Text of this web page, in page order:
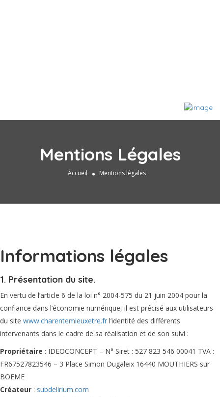
Mentions Légales
Accueil Mentions légales
Informations légales
1. Présentation du site.
En vertu de l’article 6 de la loi n° 2004-575 du 21 juin 2004 pour la
confiance dans l’économie numérique, il est précisé aux utilisateurs
du site www.charentemieuxetre.fr l’identité des différents
intervenants dans le cadre de sa réalisation et de son suivi :
Propriétaire : IDEOCONCEPT – N° Siret : 527 823 546 00041 TVA :
FR67527823546 – 3 Place Simon Dugaleix 16440 MOUTHIERS sur
BOEME
Créateur : subdelirium.com